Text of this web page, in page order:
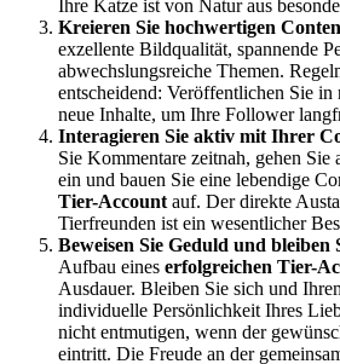
Ihre Katze ist von Natur aus
Kreieren Sie hochwertigen
exzellente Bildqualität, spannende
abwechslungsreiche Themen.
entscheidend: Veröffentlichen Sie in
neue Inhalte, um Ihre Follower
Interagieren Sie aktiv mit Ihrer
Sie Kommentare zeitnah, gehen
ein und bauen Sie eine lebendige
Tier-Accountauf. Der direkte
Tierfreunden ist ein wesentlicher
Beweisen Sie Geduld und bleiben
Aufbau eines erfolgreichen Tier-
Ausdauer. Bleiben Sie sich und
individuelle Persönlichkeit Ihres
nicht entmutigen, wenn der
eintritt. Die Freude an der